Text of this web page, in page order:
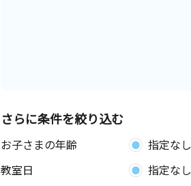
さらに条件を絞り込む
お子さまの年齢 指定なし
教室日
指定なし